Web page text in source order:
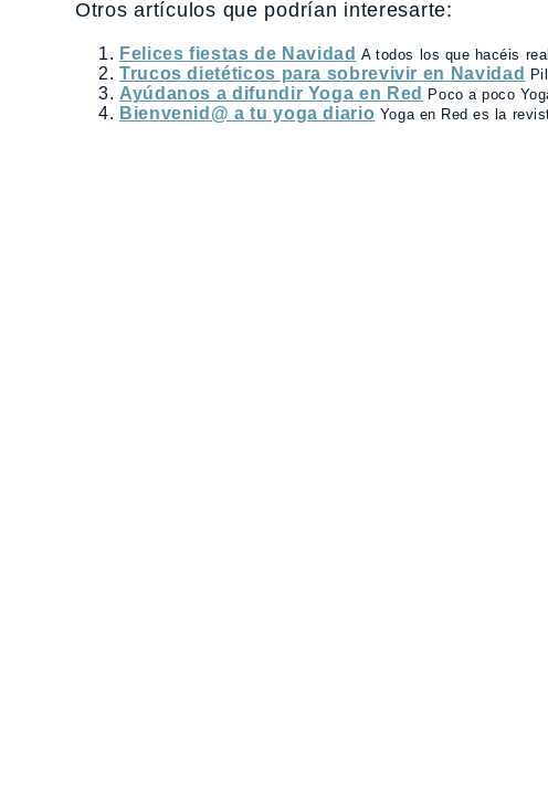
Otros artículos que podrían interesarte:
Felices fiestas de Navidad A todos los que hacéis
Trucos dietéticos para sobrevivir en Navidad
Ayúdanos a difundir Yoga en Red Poco a poco
Bienvenid@ a tu yoga diario Yoga en Red es la